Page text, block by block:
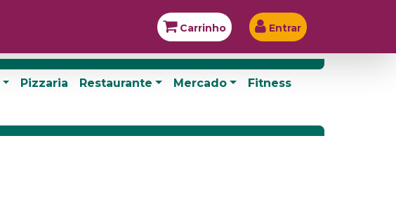
Carrinho Entrar
Pizzaria Restaurante Mercado Fitness